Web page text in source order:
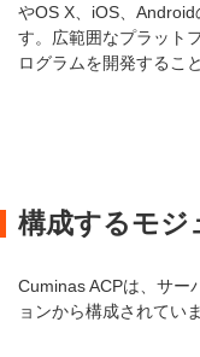
やOS X、iOS、
す。広範囲なプラット
ログラムを開発するこ
構成するモジ
Cuminas ACPは、サー
ョンから構成されていま